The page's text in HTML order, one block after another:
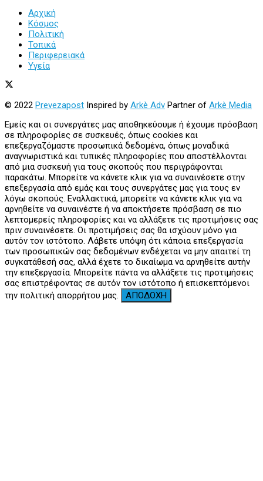
Αρχική
Κόσμος
Πολιτική
Τοπικά
Περιφερειακά
Υγεία
© 2022 Prevezapost Inspired by Arkè Adv Partner of Arkè Media
Εμείς και οι συνεργάτες μας αποθηκεύουμε ή έχουμε πρόσβαση
σε πληροφορίες σε συσκευές, όπως cookies και
επεξεργαζόμαστε προσωπικά δεδομένα, όπως μοναδικά
αναγνωριστικά και τυπικές πληροφορίες που αποστέλλονται
από μια συσκευή για τους σκοπούς που περιγράφονται
παρακάτω. Μπορείτε να κάνετε κλικ για να συναινέσετε στην
επεξεργασία από εμάς και τους συνεργάτες μας για τους εν
λόγω σκοπούς. Εναλλακτικά, μπορείτε να κάνετε κλικ για να
αρνηθείτε να συναινέστε ή να αποκτήσετε πρόσβαση σε πιο
λεπτομερείς πληροφορίες και να αλλάξετε τις προτιμήσεις σας
πριν συναινέσετε. Οι προτιμήσεις σας θα ισχύουν μόνο για
αυτόν τον ιστότοπο. Λάβετε υπόψη ότι κάποια επεξεργασία
των προσωπικών σας δεδομένων ενδέχεται να μην απαιτεί τη
συγκατάθεσή σας, αλλά έχετε το δικαίωμα να αρνηθείτε αυτήν
την επεξεργασία. Μπορείτε πάντα να αλλάξετε τις προτιμήσεις
σας επιστρέφοντας σε αυτόν τον ιστότοπο ή επισκεπτόμενοι
την πολιτική απορρήτου μας.
ΑΠΟΔΟΧΗ